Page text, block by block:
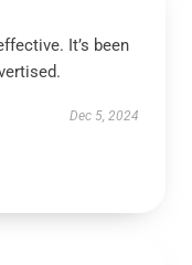
It’s been
Dec 5, 2024